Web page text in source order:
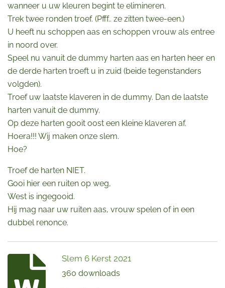
wanneer u uw kleuren begint te elimineren.
Trek twee ronden troef. (Pfff.. ze zitten twee-een.)
U heeft nu schoppen aas en schoppen vrouw als entree
in noord over.
Speel nu vanuit de dummy harten aas en harten heer en
de derde harten troeft u in zuid (beide tegenstanders
volgden).
Troef uw laatste klaveren in de dummy. Dan de laatste
harten vanuit de dummy.
Op deze harten gooit oost een kleine klaveren af.
Hoera!!! Wij maken onze slem.
Hoe?
Troef de harten NIET.
Gooi hier een ruiten op weg,
West is ingegooid.
Hij mag naar uw ruiten aas, vrouw spelen of in een
dubbel renonce.
Slem 6 Kerst 2021
360 downloads